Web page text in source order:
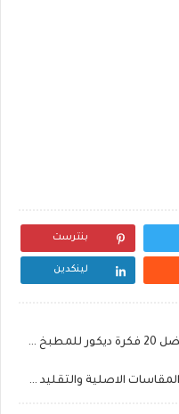
بنترست
لينكدين
ديكورات مطابخ 2020 تركية مودرن أفضل 20 فكرة ديكور للمطبخ - صور مطبخ جميلة elledecor
اسعار المراتب السوست 2020 جميع المقاسات الاصلية والتقليد فوربد,تاكى,هابيتات,يانسن, هاى سليب,انجلندر كلاسيك, ماستربد